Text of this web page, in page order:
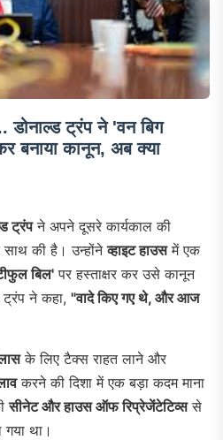
डोनाल्ड ट्रंप ने 'वन बिग
बनाया कानून, अब क्या
ट्रंपने अपने दूसरे कार्यकाल की
की है। उन्होंनेव्हाइट हाउसमें एक
बिल' पर हस्ताक्षर कर उसे कानून
ने कहा, "वादे किए गए थे, और आज
के लिए टैक्स राहत लाने और
करने की दिशा में एक बड़ा कदम माना
सीनेट और हाउस ऑफ रिप्रेजेंटेटिव्ससे
गया था।